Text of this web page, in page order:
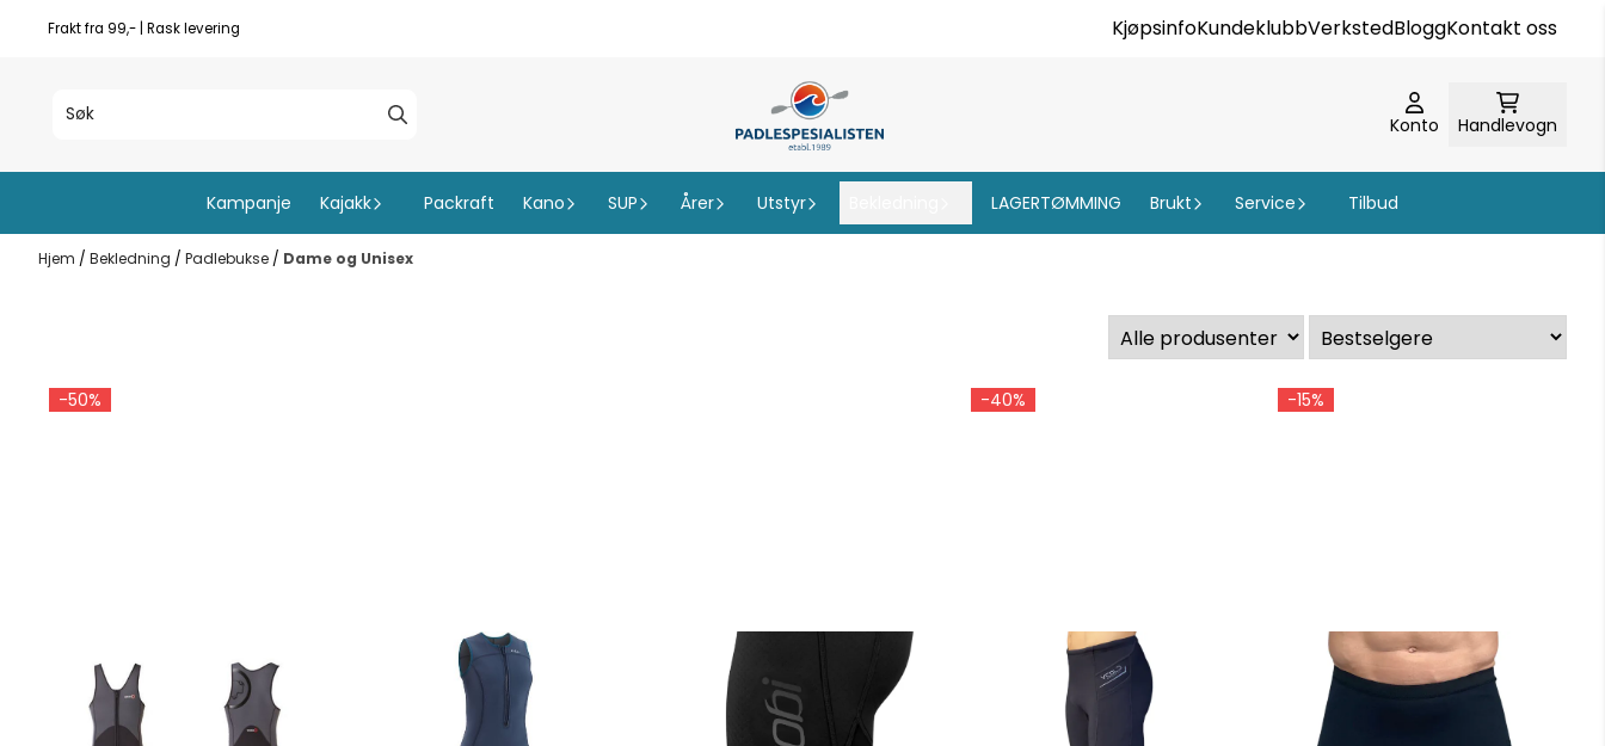
Hopp til innhold
Frakt fra 99,- | Rask levering KjøpsinfoKundeklubbVerkstedBloggKontakt oss
Konto Handlevogn
Kampanje Kajakk Packraft Kano SUP Årer Utstyr LAGERTØMMING Brukt Service Tilbud
Hjem / Bekledning / Padlebukse / Dame og Unisex
-50% -40% -15%